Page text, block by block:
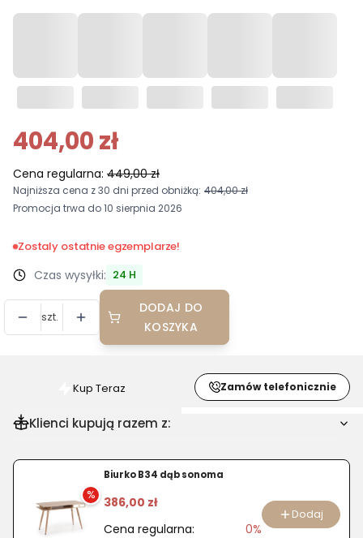
404,00 zł
Cena regularna: 449,00 zł
Najniższa cena z 30 dni przed obniżką: 404,00 zł
Promocja trwa do 10 sierpnia 2026
Zostaly ostatnie egzemplarze!
Czas wysyłki: 24 H
szt.
DODAJ DO
KOSZYKA
Szybki
zakup
dla
Fotel
ergonomiczny
czarny
Kup Teraz Zamów telefonicznie
Klienci kupują razem z:
%
Biurko B34 dąb sonoma
386,00 zł
Cena regularna:
0%
Dodaj